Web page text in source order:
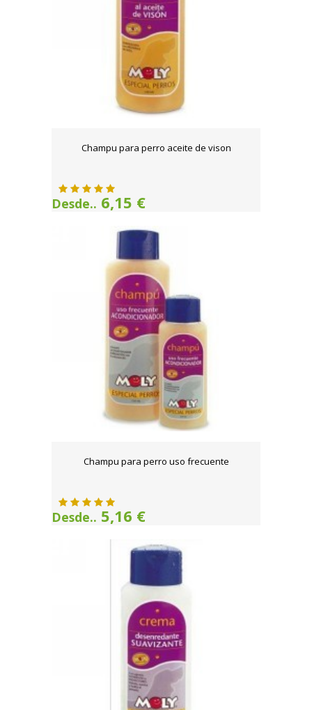
Champu para perro aceite de vison
Desde.. 6,15 €
Champu para perro uso frecuente
Desde.. 5,16 €